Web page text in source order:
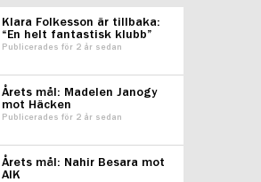
Klara Folkesson är tillbaka:
“En helt fantastisk klubb”
Publicerades för 2 år sedan
Årets mål: Madelen Janogy
mot Häcken
Publicerades för 2 år sedan
Årets mål: Nahir Besara mot
AIK